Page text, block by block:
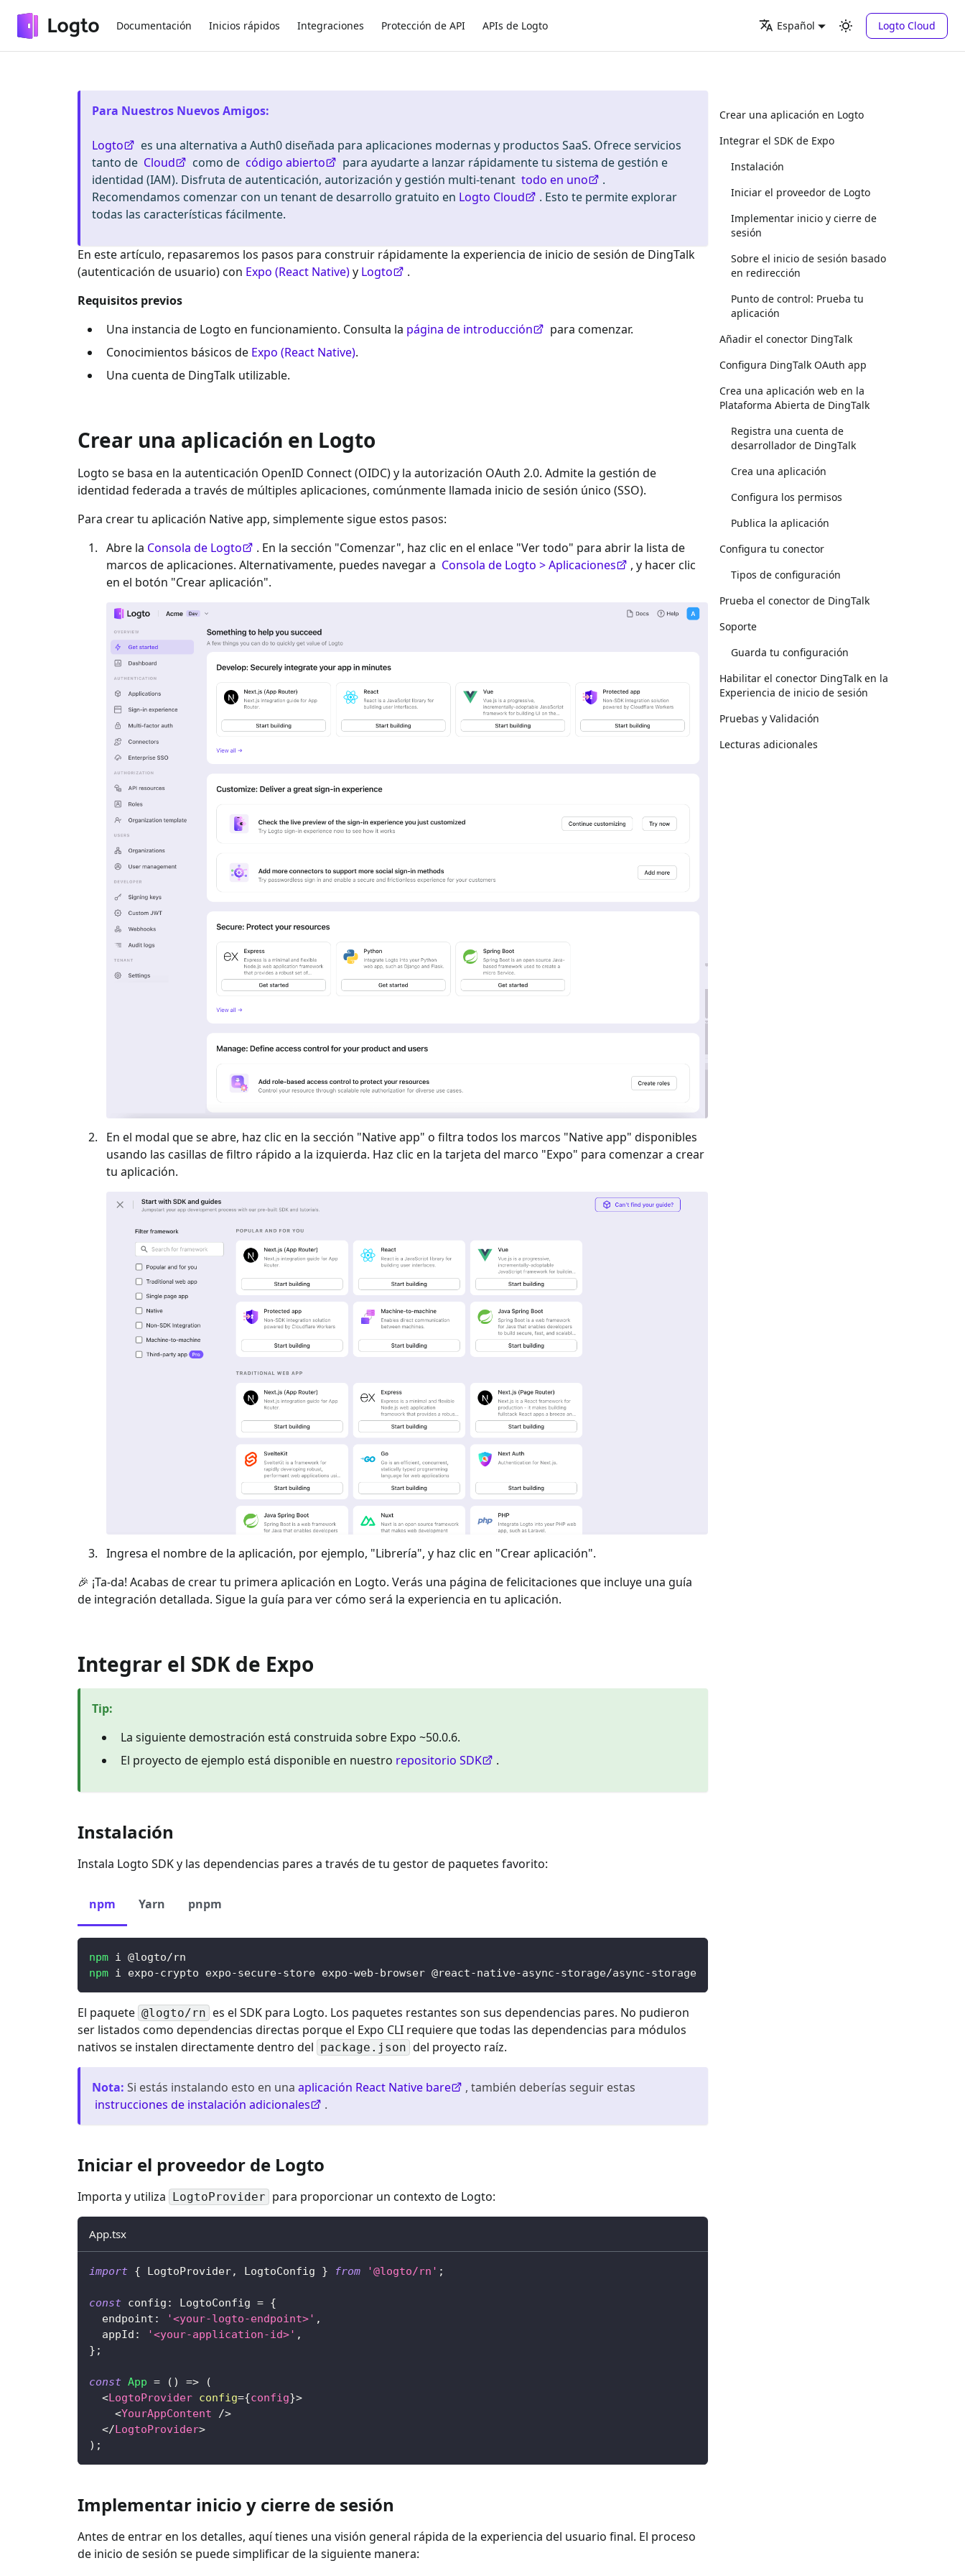
Documentación Inicios rápidos Integraciones Protección de API APIs de Logto Español Logto Cloud
Para Nuestros Nuevos Amigos:
Logto
es una alternativa a Auth0 diseñada para aplicaciones modernas y productos SaaS. Ofrece servicios
tanto de Cloud como de código abierto
para ayudarte a lanzar rápidamente tu sistema de gestión e
identidad (IAM). Disfruta de autenticación, autorización y gestión multi-tenant todo en uno
.
Recomendamos comenzar con un tenant de desarrollo gratuito en Logto Cloud
. Esto te permite explorar
todas las características fácilmente.
En este artículo, repasaremos los pasos para construir rápidamente la experiencia de inicio de sesión de DingTalk
(autenticación de usuario) con Expo (React Native)y Logto
.
Requisitos previos
Una instancia de Logto en funcionamiento. Consulta la página de introducción
para comenzar.
Conocimientos básicos de Expo (React Native).
Una cuenta de DingTalk utilizable.
Crear una aplicación en Logto
Logto se basa en la autenticación OpenID Connect (OIDC) y la autorización OAuth 2.0. Admite la gestión de
identidad federada a través de múltiples aplicaciones, comúnmente llamada inicio de sesión único (SSO).
Para crear tu aplicación Native app, simplemente sigue estos pasos:
Abre la Consola de Logto
. En la sección "Comenzar", haz clic en el enlace "Ver todo" para abrir la lista de
marcos de aplicaciones. Alternativamente, puedes navegar a Consola de Logto > Aplicaciones
, y hacer clic
en el botón "Crear aplicación".
En el modal que se abre, haz clic en la sección "Native app" o filtra todos los marcos "Native app" disponibles
usando las casillas de filtro rápido a la izquierda. Haz clic en la tarjeta del marco "Expo" para comenzar a crear
tu aplicación.
Ingresa el nombre de la aplicación, por ejemplo, "Librería", y haz clic en "Crear aplicación".
🎉 ¡Ta-da! Acabas de crear tu primera aplicación en Logto. Verás una página de felicitaciones que incluye una guía
de integración detallada. Sigue la guía para ver cómo será la experiencia en tu aplicación.
Integrar el SDK de Expo
Tip:
La siguiente demostración está construida sobre Expo ~50.0.6.
El proyecto de ejemplo está disponible en nuestro repositorio SDK .
Instalación
Instala Logto SDK y las dependencias pares a través de tu gestor de paquetes favorito:
npm Yarn pnpm
npm i @logto/rn
npm i expo-crypto expo-secure-store expo-web-browser @react-native-async-storage/async-storage
El paquete @logto/rn es el SDK para Logto. Los paquetes restantes son sus dependencias pares. No pudieron
ser listados como dependencias directas porque el Expo CLI requiere que todas las dependencias para módulos
nativos se instalen directamente dentro del package.json del proyecto raíz.
Nota: Si estás instalando esto en una aplicación React Native bare
, también deberías seguir estas
instrucciones de instalación adicionales
.
Iniciar el proveedor de Logto
Importa y utiliza LogtoProvider para proporcionar un contexto de Logto:
App.tsx
import { LogtoProvider, LogtoConfig } from '@logto/rn' ;
const config : LogtoConfig = {
  endpoint
: '<your-logto-endpoint>' ,
  appId
: '<your-application-id>' ,
} ;
const App = ( ) =>
(
<LogtoProvider config={config}>
<YourAppContent
/>
</LogtoProvider>
) ;
Implementar inicio y cierre de sesión
Antes de entrar en los detalles, aquí tienes una visión general rápida de la experiencia del usuario final. El proceso
de inicio de sesión se puede simplificar de la siguiente manera:
Crear una aplicación en Logto
Integrar el SDK de Expo
Instalación
Iniciar el proveedor de Logto
Implementar inicio y cierre de
sesión
Sobre el inicio de sesión basado
en redirección
Punto de control: Prueba tu
aplicación
Añadir el conector DingTalk
Configura DingTalk OAuth app
Crea una aplicación web en la
Plataforma Abierta de DingTalk
Registra una cuenta de
desarrollador de DingTalk
Crea una aplicación
Configura los permisos
Publica la aplicación
Configura tu conector
Tipos de configuración
Prueba el conector de DingTalk
Soporte
Guarda tu configuración
Habilitar el conector DingTalk en la
Experiencia de inicio de sesión
Pruebas y Validación
Lecturas adicionales